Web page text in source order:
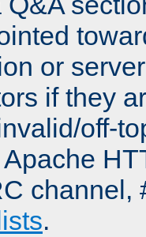
or
if they
off-
channel,
.